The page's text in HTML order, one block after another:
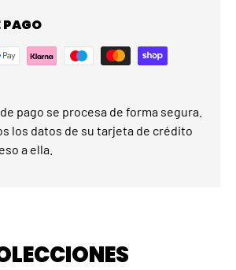
PAGO
pago se procesa de forma segura.
los datos de su tarjeta de crédito
a ella.